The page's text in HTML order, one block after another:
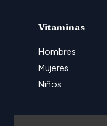
Vitaminas
Hombres
Mujeres
Niños